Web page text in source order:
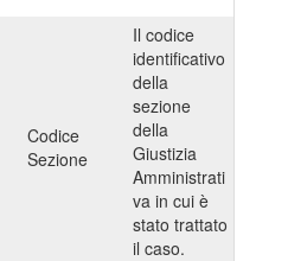
Codice
Sezione
Il codice
identificativo
della
sezione
della
Giustizia
Amministrati
va in cui è
stato trattato
il caso.